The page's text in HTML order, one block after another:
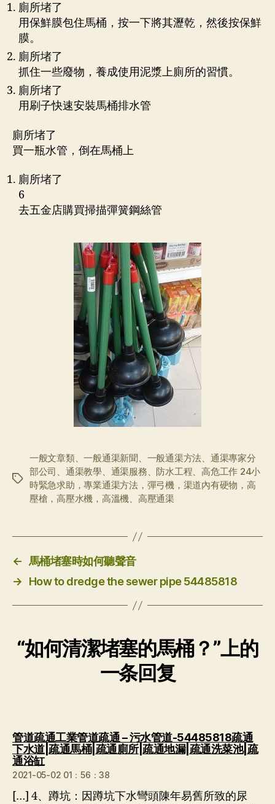
廁所堵了
用保鮮膜包住馬桶，按一下將其瀝乾，然後按保鮮
膜。
廁所堵了
抓住一些廢物，養成使用泥漿上廁所的習慣。
廁所堵了
用刷子快速安裝馬桶排水管
廁所堵了
買一瓶水管，倒在馬桶上
廁所堵了
6
去五金店購買掃描彈簧鋼絲管
标
一般文章類、一般通渠新聞、一般通渠方法、通渠專家分
部公司、通渠教學、通渠服務、防水工程、高危工作 24小
時緊急求助，專業通渠方法，彈弓機，渠道內有硬物，高
壓槍，高壓水機，高溫機、高壓通渠
← 馬桶堵塞時如何聽聲音
→
How to dredge the sewer pipe 54485818
“如何清潔堵塞的馬桶？”上的
一条回复
管道疏通工業管道疏通 – 污水管道-54485818疏通
下水道|疏通馬桶|疏通廁所|疏通地漏|疏通洗菜池|疏
通浴缸说：
2021-05-02 01：56：38
[…] 4、蹲坑：因蹲坑下水彎頭陳年易舊所致的尿